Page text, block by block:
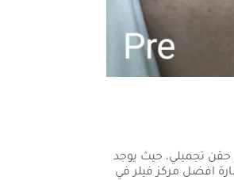
تجميلي، حيث يوجد
افضل مركز فيلر في